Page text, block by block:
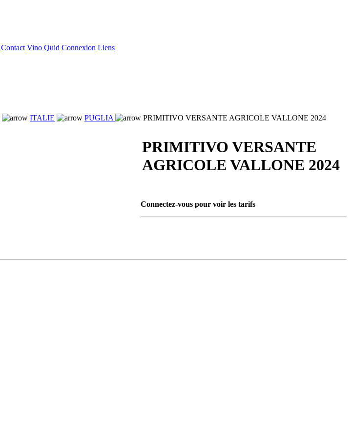
Contact Vino Quid Connexion Liens
ITALIE PUGLIA PRIMITIVO VERSANTE AGRICOLE VALLONE 2024
PRIMITIVO VERSANTE
AGRICOLE VALLONE 2024
Connectez-vous pour voir les tarifs